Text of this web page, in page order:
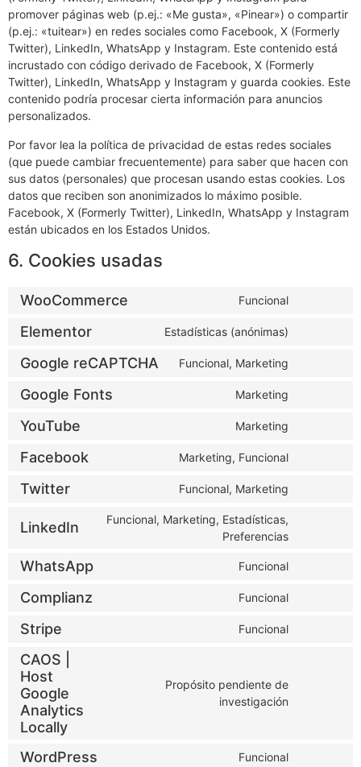
promover páginas web (p.ej.: «Me gusta», «Pinear») o compartir
(p.ej.: «tuitear») en redes sociales como Facebook, X (Formerly
Twitter), LinkedIn, WhatsApp y Instagram. Este contenido está
incrustado con código derivado de Facebook, X (Formerly
Twitter), LinkedIn, WhatsApp y Instagram y guarda cookies. Este
contenido podría procesar cierta información para anuncios
personalizados.
Por favor lea la política de privacidad de estas redes sociales
(que puede cambiar frecuentemente) para saber que hacen con
sus datos (personales) que procesan usando estas cookies. Los
datos que reciben son anonimizados lo máximo posible.
Facebook, X (Formerly Twitter), LinkedIn, WhatsApp y Instagram
están ubicados en los Estados Unidos.
6. Cookies usadas
WooCommerce Funcional
Elementor Estadísticas (anónimas)
Google reCAPTCHA Funcional, Marketing
Google Fonts Marketing
YouTube Marketing
Facebook Marketing, Funcional
Twitter Funcional, Marketing
LinkedIn
Funcional, Marketing, Estadísticas,
Preferencias
WhatsApp Funcional
Complianz Funcional
Stripe Funcional
CAOS |
Host
Google
Analytics
Locally
Propósito pendiente de
investigación
WordPress Funcional